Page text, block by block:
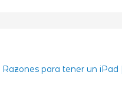
Razones para tener un